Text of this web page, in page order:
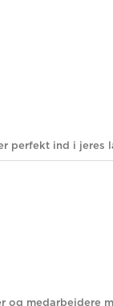
perfekt ind i jeres
medarbejdere